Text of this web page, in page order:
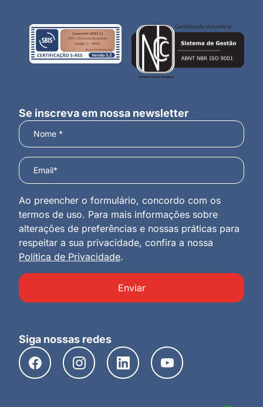
Se inscreva em nossa newsletter
Ao preencher o formulário, concordo com os
termos de uso. Para mais informações sobre
alterações de preferências e nossas práticas para
respeitar a sua privacidade, confira a nossa
Política de Privacidade.
Enviar
Siga nossas redes